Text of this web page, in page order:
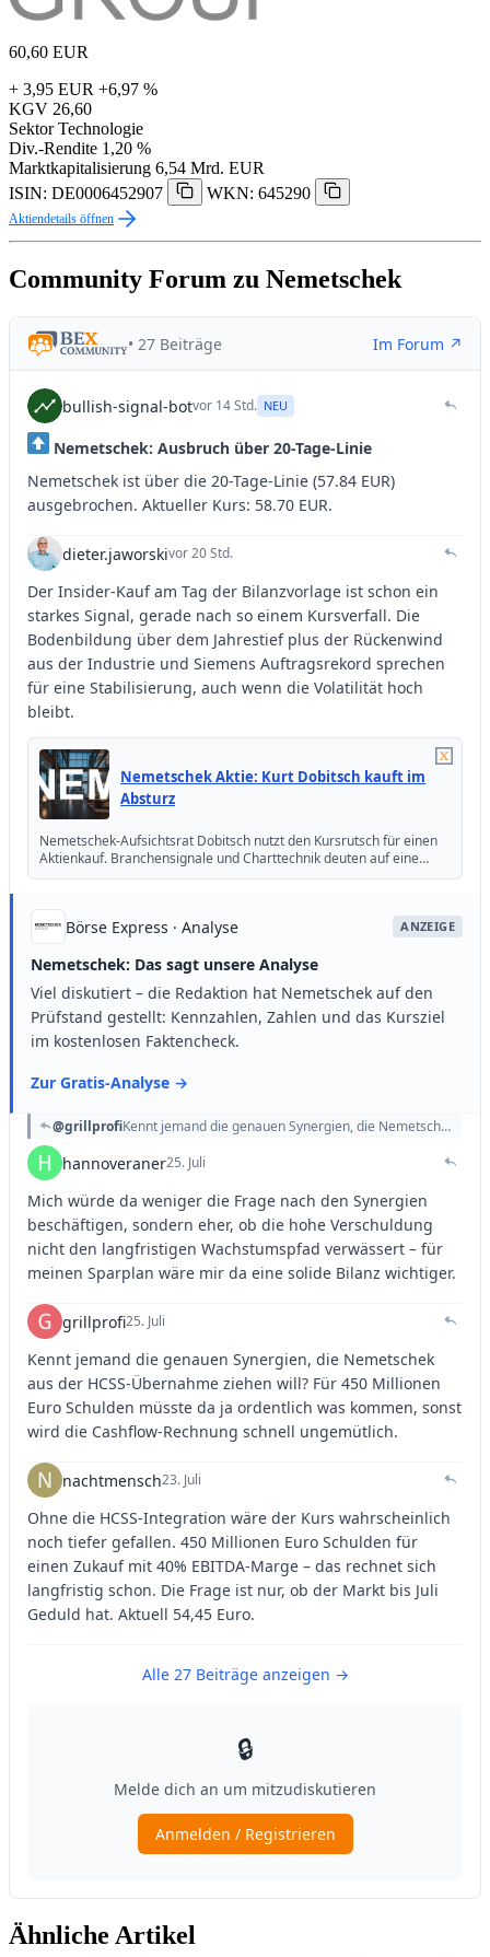
60,60 EUR
+ 3,95 EUR +6,97 %
KGV 26,60
Sektor Technologie
Div.-Rendite 1,20 %
Marktkapitalisierung 6,54 Mrd. EUR
ISIN: DE0006452907
WKN: 645290
Aktiendetails öffnen
Community Forum zu Nemetschek
Ähnliche Artikel